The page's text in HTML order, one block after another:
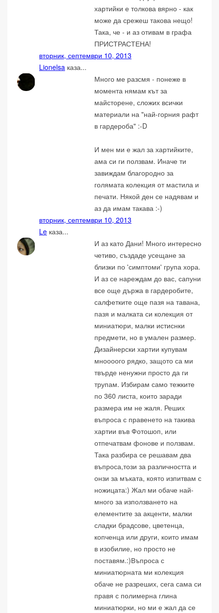
хартийки е толкова вярно - как
може да срежеш такова нещо!
Така, че - и аз отивам в графа
ПРИСТРАСТЕНА!
вторник, септември 10, 2013
Lionelsa каза...
Много ме разсмя - понеже в
момента нямам кът за
майсторене, сложих всички
материали на "най-горния рафт
в гардероба" :-D
И мен ми е жал за хартийките,
ама си ги ползвам. Иначе ти
завиждам благородно за
голямата колекция от мастила и
печати. Някой ден се надявам и
аз да имам такава :-)
вторник, септември 10, 2013
Le каза...
И аз като Дани! Много интересно
четиво, създаде усещане за
близки по 'симптоми' група хора.
И аз се нареждам до вас, сапуни
все още държа в гардеробите,
салфетките още пазя на тавана,
пазя и малката си колекция от
миниатюри, малки истиснки
предмети, но в умален размер.
Дизайнерски хартии купувам
мноооого рядко, защото са ми
твърде ненужни просто да ги
трупам. Избирам само тежките
по 360 листа, които заради
размера им не жаля. Реших
въпроса с правенето на такива
хартии във Фотошоп, или
отпечатвам фонове и ползвам.
Така разбира се решавам два
въпроса,този за различността и
онзи за мъката, която изпитвам с
ножицата:) Жал ми обаче най-
много за използването на
елементите за акценти, малки
сладки брадсове, цветенца,
копченца или други, които имам
в изобилие, но просто не
поставям.:)Въпроса с
миниатюрната ми колекция
обаче не разреших, сега сама си
правя с полимерна глина
миниатюрки, но ми е жал да се